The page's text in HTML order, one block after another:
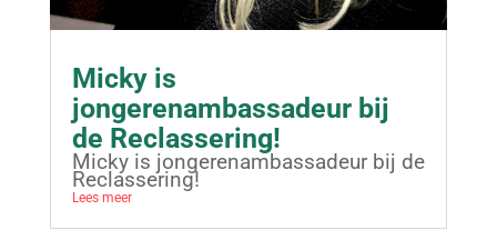
Micky is
jongerenambassadeur bij
de Reclassering!
Micky is jongerenambassadeur bij de
Reclassering!
Lees meer